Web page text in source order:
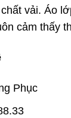
vải. Áo
cảm thấy
Phục